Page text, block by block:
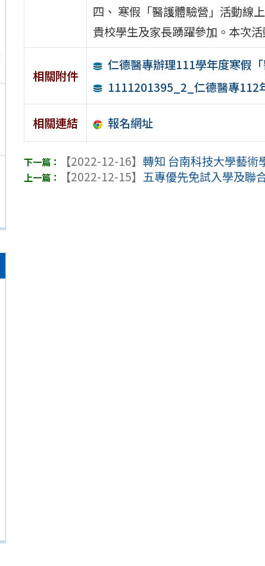
四、 寒假「醫護體驗營」活動
貴校學生及家長踴躍參加。本次
相關附件
仁德醫專辦理111學年度寒假
1111201395_2_仁德醫專112
相關連結 報名網址
【2022-12-16】轉知 台南科技大學藝術
【2022-12-15】 五專優先免試入學及聯